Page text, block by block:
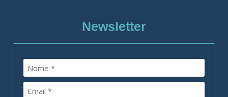
Newsletter